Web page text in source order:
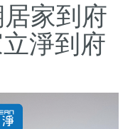
家到府
淨到府